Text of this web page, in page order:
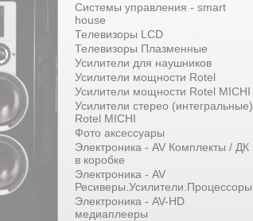
Системы управления - smart
house
Телевизоры LCD
Телевизоры Плазменные
Усилители для наушников
Усилители мощности Rotel
Усилители мощности Rotel MICHI
Усилители стерео (интегральные)
Rotel MICHI
Фото аксессуары
Электроника - AV Комплекты / ДК
в коробке
Электроника - AV
Ресиверы.Усилители.Процессоры
Электроника - AV-HD
медиаплееры